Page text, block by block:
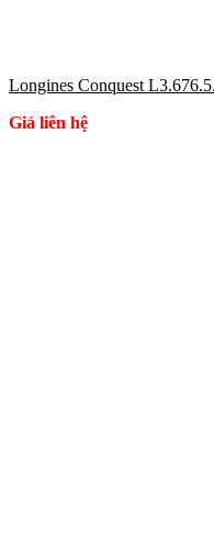
Longines Conquest
Giá liên hệ